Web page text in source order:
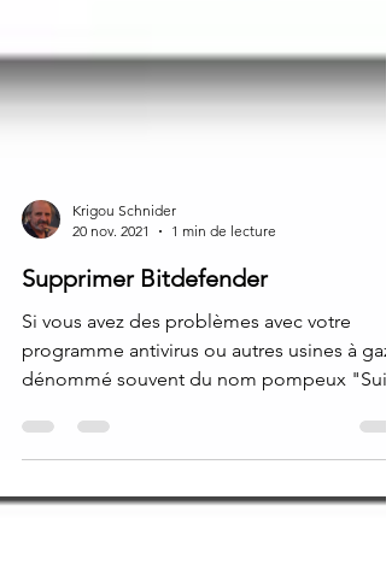
20 nov. 2021
1 min de lecture
Supprimer Bitdefender
Si vous avez des problèmes avec votre
programme antivirus ou autres usines à gaz
dénommé souvent du nom pompeux